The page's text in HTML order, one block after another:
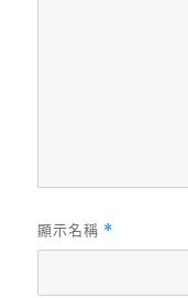
顯示名稱 *